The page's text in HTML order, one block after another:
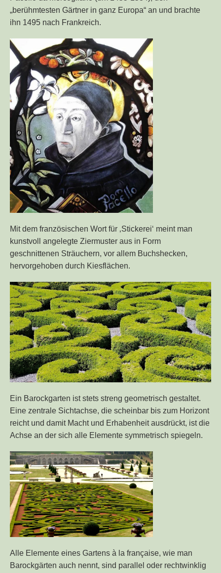
„berühmtesten Gärtner in ganz Europa“ an und brachte
ihn 1495 nach Frankreich.
Mit dem französischen Wort für ‚Stickerei‘ meint man
kunstvoll angelegte Ziermuster aus in Form
geschnittenen Sträuchern, vor allem Buchshecken,
hervorgehoben durch Kiesflächen.
Ein Barockgarten ist stets streng geometrisch gestaltet.
Eine zentrale Sichtachse, die scheinbar bis zum Horizont
reicht und damit Macht und Erhabenheit ausdrückt, ist die
Achse an der sich alle Elemente symmetrisch spiegeln.
Alle Elemente eines Gartens à la française, wie man
Barockgärten auch nennt, sind parallel oder rechtwinklig